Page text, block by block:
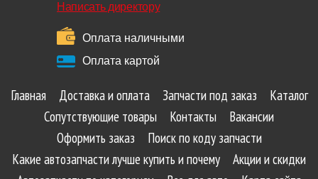
Написать директору
Оплата наличными
Оплата картой
Главная Доставка и оплата Запчасти под заказ
Каталог
Сопутствующие товары
Контакты
Вакансии
Оформить заказ
Поиск по коду запчасти
Какие автозапчасти лучше купить и почему
Акции и скидки